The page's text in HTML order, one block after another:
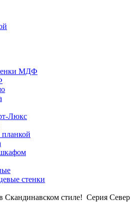
МДФ
Люкс
стенки
Скандинавском стиле! Серия Север